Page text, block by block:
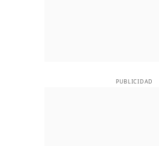
PUBLICIDAD